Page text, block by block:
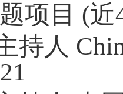
项目 (近
持人